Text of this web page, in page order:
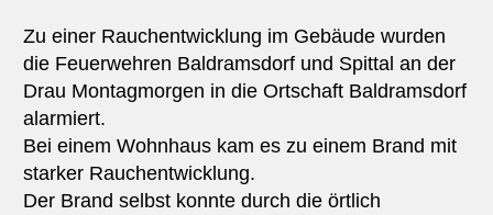
Zu einer Rauchentwicklung im Gebäude wurden
die Feuerwehren Baldramsdorf und Spittal an der
Drau Montagmorgen in die Ortschaft Baldramsdorf
alarmiert.
Bei einem Wohnhaus kam es zu einem Brand mit
starker Rauchentwicklung.
Der Brand selbst konnte durch die örtlich